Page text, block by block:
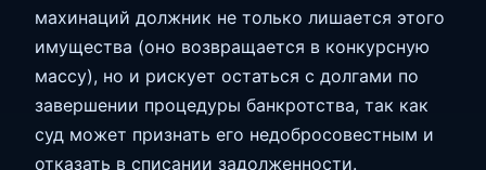
махинаций должник не только лишается этого
имущества (оно возвращается в конкурсную
массу), но и рискует остаться с долгами по
завершении процедуры банкротства, так как
суд может признать его недобросовестным и
отказать в списании задолженности.